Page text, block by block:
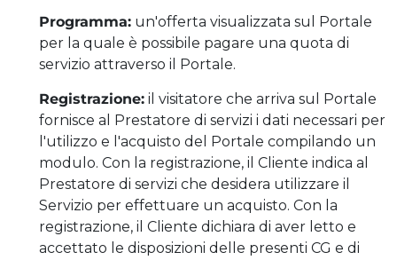
Programma: un'offerta visualizzata sul Portale
per la quale è possibile pagare una quota di
servizio attraverso il Portale.
Registrazione: il visitatore che arriva sul Portale
fornisce al Prestatore di servizi i dati necessari per
l'utilizzo e l'acquisto del Portale compilando un
modulo. Con la registrazione, il Cliente indica al
Prestatore di servizi che desidera utilizzare il
Servizio per effettuare un acquisto. Con la
registrazione, il Cliente dichiara di aver letto e
accettato le disposizioni delle presenti CG e di